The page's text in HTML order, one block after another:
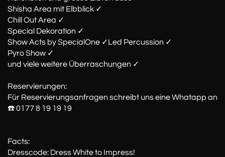
Shisha Area mit Elbblick ✓
Chill Out Area ✓
Special Dekoration ✓
Show Acts by SpecialOne ✓ Led Percussion ✓
Pyro Show ✓
und viele weitere Überraschungen ✓
Reservierungen:
Für Reservierungsanfragen schreibt uns eine Whatapp an
☎️ 0177 8 19 19 19
Facts:
Dresscode: Dress White to Impress!